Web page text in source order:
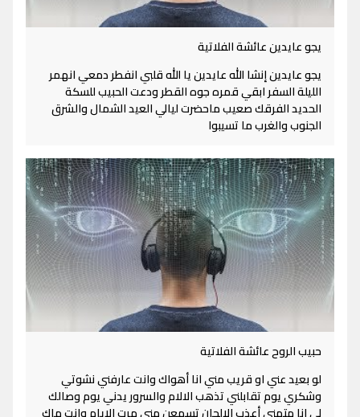
يجو عايدين عائشة الفلاتية
يجو عايدين إنشا الله عايدين يا الله قلبي انفطر دمعي انهمر
الليلة السفر ابقي قمره جوه القطر ودعت الحبيب للسكة
الحديد الفرقك صعيب ماحضرت ليالي العيد الشمال والشرق
الجنوب والغرب ما تسيبوا
حبيب الروح عائشة الفلاتية
لو بعيد عني او قريب مني انا أهواك وانت عارفني نشوتي
وشكري يوم تقابلني تذهب الالام والسرور يدني يوم وصالك